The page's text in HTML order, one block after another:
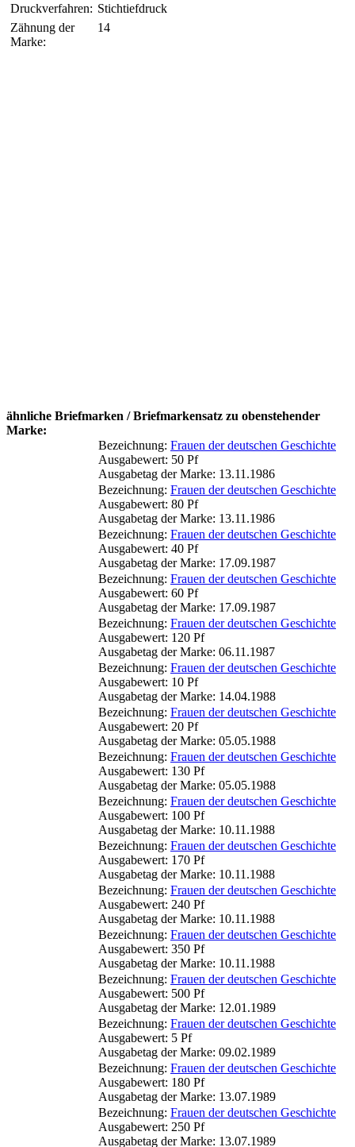
Druckverfahren: Stichtiefdruck
Zähnung der
Marke:
14
ähnliche Briefmarken / Briefmarkensatz zu obenstehender
Marke:
Bezeichnung: Frauen der deutschen Geschichte
Ausgabewert: 50 Pf
Ausgabetag der Marke: 13.11.1986
Bezeichnung: Frauen der deutschen Geschichte
Ausgabewert: 80 Pf
Ausgabetag der Marke: 13.11.1986
Bezeichnung: Frauen der deutschen Geschichte
Ausgabewert: 40 Pf
Ausgabetag der Marke: 17.09.1987
Bezeichnung: Frauen der deutschen Geschichte
Ausgabewert: 60 Pf
Ausgabetag der Marke: 17.09.1987
Bezeichnung: Frauen der deutschen Geschichte
Ausgabewert: 120 Pf
Ausgabetag der Marke: 06.11.1987
Bezeichnung: Frauen der deutschen Geschichte
Ausgabewert: 10 Pf
Ausgabetag der Marke: 14.04.1988
Bezeichnung: Frauen der deutschen Geschichte
Ausgabewert: 20 Pf
Ausgabetag der Marke: 05.05.1988
Bezeichnung: Frauen der deutschen Geschichte
Ausgabewert: 130 Pf
Ausgabetag der Marke: 05.05.1988
Bezeichnung: Frauen der deutschen Geschichte
Ausgabewert: 100 Pf
Ausgabetag der Marke: 10.11.1988
Bezeichnung: Frauen der deutschen Geschichte
Ausgabewert: 170 Pf
Ausgabetag der Marke: 10.11.1988
Bezeichnung: Frauen der deutschen Geschichte
Ausgabewert: 240 Pf
Ausgabetag der Marke: 10.11.1988
Bezeichnung: Frauen der deutschen Geschichte
Ausgabewert: 350 Pf
Ausgabetag der Marke: 10.11.1988
Bezeichnung: Frauen der deutschen Geschichte
Ausgabewert: 500 Pf
Ausgabetag der Marke: 12.01.1989
Bezeichnung: Frauen der deutschen Geschichte
Ausgabewert: 5 Pf
Ausgabetag der Marke: 09.02.1989
Bezeichnung: Frauen der deutschen Geschichte
Ausgabewert: 180 Pf
Ausgabetag der Marke: 13.07.1989
Bezeichnung: Frauen der deutschen Geschichte
Ausgabewert: 250 Pf
Ausgabetag der Marke: 13.07.1989